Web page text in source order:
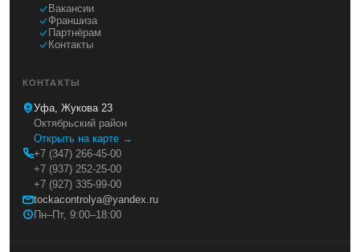
Вакансии
Франшиза
Партнёрам
Контакты
КОНТАКТЫ
Уфа, Жукова 23
Октябрьский район
Открыть на карте →
+7 (347) 266-45-00
+7 (937) 252-25-00
+7 (927) 335-99-00
tockacontrolya@yandex.ru
Пн–Пт, 9:00–18:00